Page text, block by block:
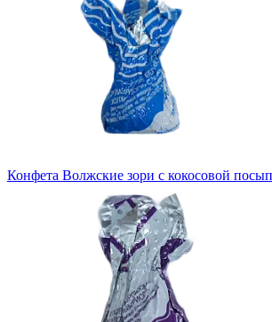
Конфета Волжские зори с кокосовой